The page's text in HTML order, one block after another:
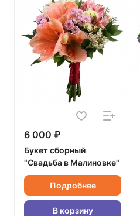
6 000 ₽
Букет сборный
"Свадьба в Малиновке"
Подробнее
В корзину